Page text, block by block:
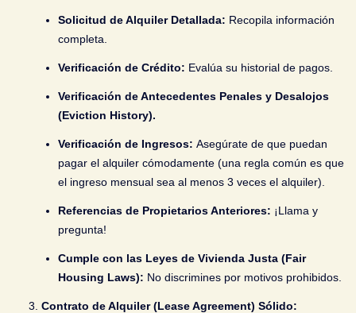
Solicitud de Alquiler Detallada: Recopila información
completa.
Verificación de Crédito: Evalúa su historial de pagos.
Verificación de Antecedentes Penales y Desalojos
(Eviction History).
Verificación de Ingresos: Asegúrate de que puedan
pagar el alquiler cómodamente (una regla común es que
el ingreso mensual sea al menos 3 veces el alquiler).
Referencias de Propietarios Anteriores: ¡Llama y
pregunta!
Cumple con las Leyes de Vivienda Justa (Fair
Housing Laws): No discrimines por motivos prohibidos.
Contrato de Alquiler (Lease Agreement) Sólido: